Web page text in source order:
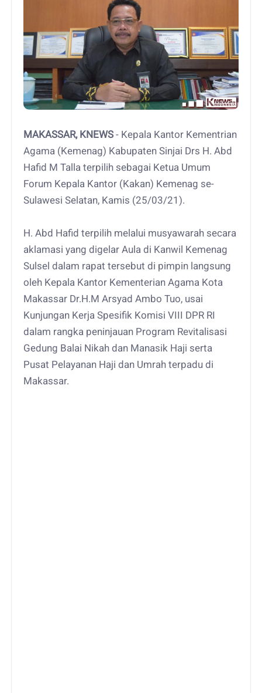
MAKASSAR, KNEWS- Kepala Kantor Kementrian
Agama (Kemenag) Kabupaten Sinjai Drs H. Abd
Hafid M Talla terpilih sebagai Ketua Umum
Forum Kepala Kantor (Kakan) Kemenag se-
Sulawesi Selatan, Kamis (25/03/21).
H. Abd Hafid terpilih melalui musyawarah secara
aklamasi yang digelar Aula di Kanwil Kemenag
Sulsel dalam rapat tersebut di pimpin langsung
oleh Kepala Kantor Kementerian Agama Kota
Makassar Dr.H.M Arsyad Ambo Tuo, usai
Kunjungan Kerja Spesifik Komisi VIII DPR RI
dalam rangka peninjauan Program Revitalisasi
Gedung Balai Nikah dan Manasik Haji serta
Pusat Pelayanan Haji dan Umrah terpadu di
Makassar.